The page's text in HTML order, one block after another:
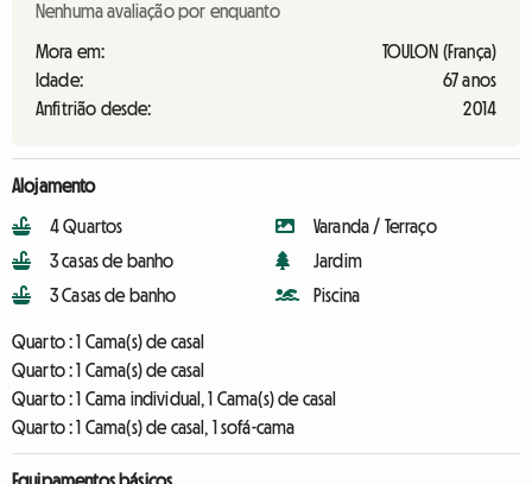
Nenhuma avaliação por enquanto
Mora em:
TOULON (França)
Idade:
67 anos
Anfitrião desde:
2014
Alojamento
4 Quartos
3 casas de banho
3 Casas de banho
Varanda / Terraço
Jardim
Piscina
Quarto :1 Cama(s) de casal
Quarto :1 Cama(s) de casal
Quarto :1 Cama individual, 1 Cama(s) de casal
Quarto :1 Cama(s) de casal, 1 sofá-cama